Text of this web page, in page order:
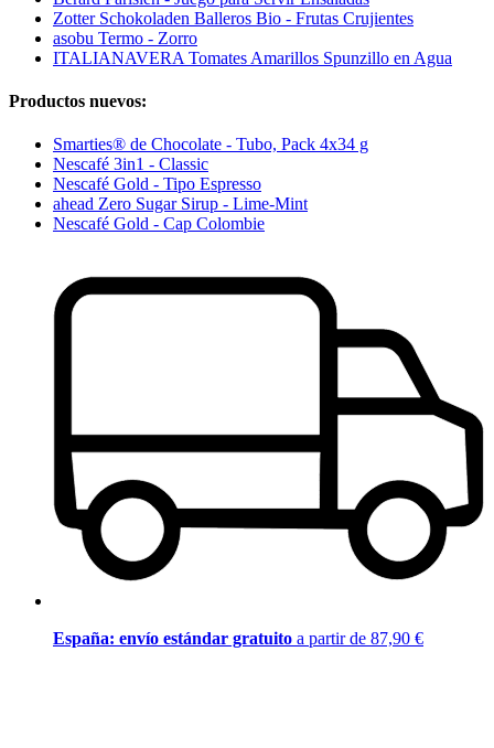
Zotter Schokoladen Balleros Bio - Frutas Crujientes
asobu Termo - Zorro
ITALIANAVERA Tomates Amarillos Spunzillo en Agua
Productos nuevos:
Smarties® de Chocolate - Tubo, Pack 4x34 g
Nescafé 3in1 - Classic
Nescafé Gold - Tipo Espresso
ahead Zero Sugar Sirup - Lime-Mint
Nescafé Gold - Cap Colombie
España: envío estándar gratuito a partir de 87,90 €